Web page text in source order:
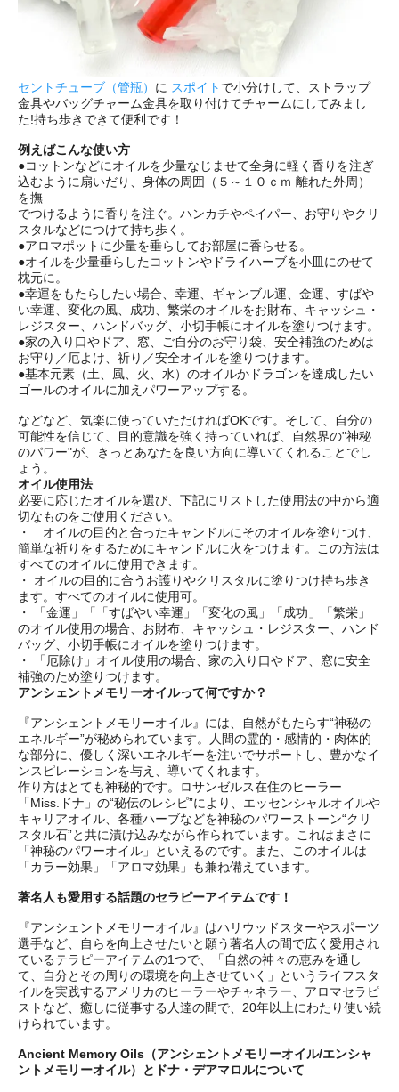
セントチューブ（管瓶） に スポイト で小分けして、ストラップ
金具やバッグチャーム金具を取り付けてチャームにしてみまし
た!持ち歩きできて便利です！
例えばこんな使い方
●コットンなどにオイルを少量なじませて全身に軽く香りを注ぎ
込むように扇いだり、身体の周囲（５～１０ｃｍ 離れた外周）
を撫
でつけるように香りを注ぐ。ハンカチやペイパー、お守りやクリ
スタルなどにつけて持ち歩く。
●アロマポットに少量を垂らしてお部屋に香らせる。
●オイルを少量垂らしたコットンやドライハーブを小皿にのせて
枕元に。
●幸運をもたらしたい場合、幸運、ギャンブル運、金運、すばや
い幸運、変化の風、成功、繁栄のオイルをお財布、キャッシュ・
レジスター、ハンドバッグ、小切手帳にオイルを塗りつけます。
●家の入り口やドア、窓、ご自分のお守り袋、安全補強のためは
お守り／厄よけ、祈り／安全オイルを塗りつけます。
●基本元素（土、風、火、水）のオイルかドラゴンを達成したい
ゴールのオイルに加えパワーアップする。
などなど、気楽に使っていただければOKです。そして、自分の
可能性を信じて、目的意識を強く持っていれば、自然界の"神秘
のパワー"が、きっとあなたを良い方向に導いてくれることでし
ょう。
オイル使用法
必要に応じたオイルを選び、下記にリストした使用法の中から適
切なものをご使用ください。
・ オイルの目的と合ったキャンドルにそのオイルを塗りつけ、
簡単な祈りをするためにキャンドルに火をつけます。この方法は
すべてのオイルに使用できます。
・ オイルの目的に合うお護りやクリスタルに塗りつけ持ち歩き
ます。すべてのオイルに使用可。
・ 「金運」「「すばやい幸運」「変化の風」「成功」「繁栄」
のオイル使用の場合、お財布、キャッシュ・レジスター、ハンド
バッグ、小切手帳にオイルを塗りつけます。
・ 「厄除け」オイル使用の場合、家の入り口やドア、窓に安全
補強のため塗りつけます。
アンシェントメモリーオイルって何ですか？
『アンシェントメモリーオイル』には、自然がもたらす“神秘の
エネルギー”が秘められています。人間の霊的・感情的・肉体的
な部分に、優しく深いエネルギーを注いでサポートし、豊かなイ
ンスピレーションを与え、導いてくれます。
作り方はとても神秘的です。ロサンゼルス在住のヒーラー
「Miss.ドナ」の“秘伝のレシピ”により、エッセンシャルオイルや
キャリアオイル、各種ハーブなどを神秘のパワーストーン“クリ
スタル石”と共に漬け込みながら作られています。これはまさに
「神秘のパワーオイル」といえるのです。また、このオイルは
「カラー効果」「アロマ効果」も兼ね備えています。
著名人も愛用する話題のセラピーアイテムです！
『アンシェントメモリーオイル』はハリウッドスターやスポーツ
選手など、自らを向上させたいと願う著名人の間で広く愛用され
ているテラピーアイテムの1つで、「自然の神々の恵みを通し
て、自分とその周りの環境を向上させていく」というライフスタ
イルを実践するアメリカのヒーラーやチャネラー、アロマセラピ
ストなど、癒しに従事する人達の間で、20年以上にわたり使い続
けられています。
Ancient Memory Oils（アンシェントメモリーオイル/エンシャ
ントメモリーオイル）とドナ・デアマロルについて